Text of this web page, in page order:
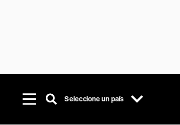
Seleccione un país